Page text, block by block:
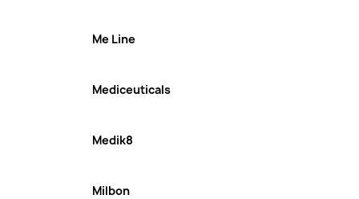
Me Line
Mediceuticals
Medik8
Milbon